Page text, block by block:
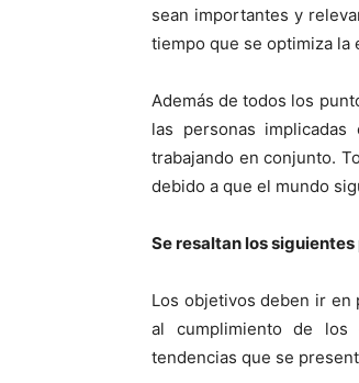
sean importantes y
tiempo que se optimiza la
Además de todos los
las personas
trabajando en conjunto.
debido a que el mundo
Se resaltan los siguientes
Los objetivos deben ir en
al cumplimiento de los
tendencias que se